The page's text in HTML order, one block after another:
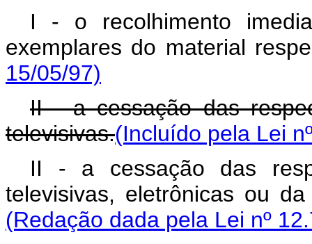
I - o recolhimento
exemplares do material
15/05/97)
II - a cessação das
televisivas.(Incluído pela Lei
II - a cessação das
televisivas, eletrônicas ou
(Redação dada pela Lei nº